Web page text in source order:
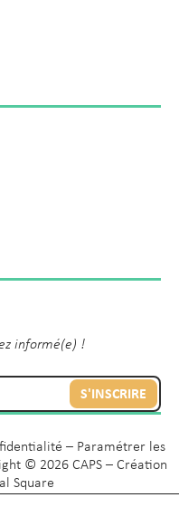
informé(e) !
S'INSCRIRE
– Paramétrer les
© 2026 CAPS – Création
Square